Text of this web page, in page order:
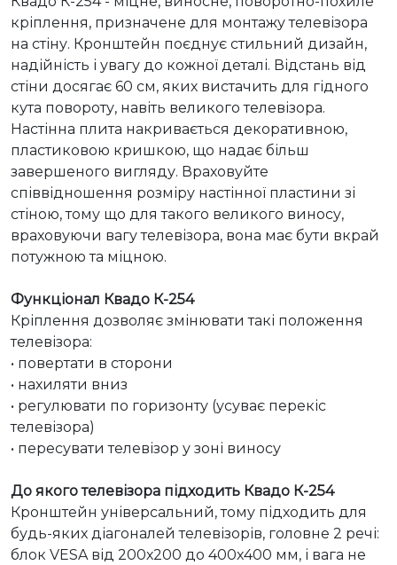
кріплення, призначене для монтажу телевізора
на стіну. Кронштейн поєднує стильний дизайн,
надійність і увагу до кожної деталі. Відстань від
стіни досягає 60 см, яких вистачить для гідного
кута повороту, навіть великого телевізора.
Настінна плита накривається декоративною,
пластиковою кришкою, що надає більш
завершеного вигляду. Враховуйте
співвідношення розміру настінної пластини зі
стіною, тому що для такого великого виносу,
враховуючи вагу телевізора, вона має бути вкрай
потужною та міцною.
Функціонал Квадо К-254
Кріплення дозволяє змінювати такі положення
телевізора:
• повертати в сторони
• нахиляти вниз
• регулювати по горизонту (усуває перекіс
телевізора)
• пересувати телевізор у зоні виносу
До якого телевізора підходить Квадо К-254
Кронштейн універсальний, тому підходить для
будь-яких діагоналей телевізорів, головне 2 речі:
блок VESA від 200х200 до 400x400 мм, і вага не